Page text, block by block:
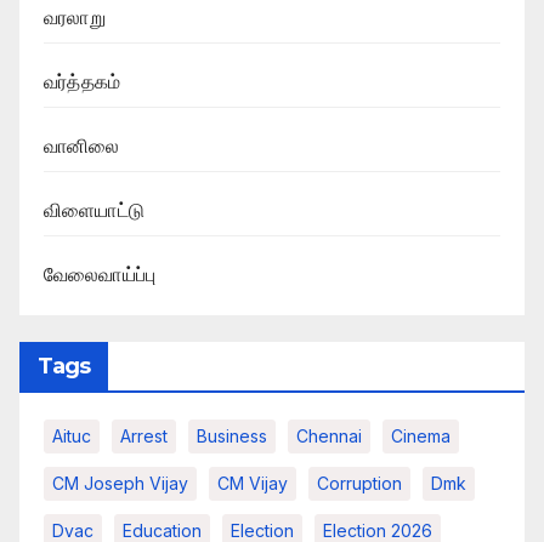
வரலாறு
வர்த்தகம்
வானிலை
விளையாட்டு
வேலைவாய்ப்பு
Tags
Aituc Arrest Business Chennai Cinema
CM Joseph Vijay CM Vijay Corruption Dmk
Dvac Education Election Election 2026